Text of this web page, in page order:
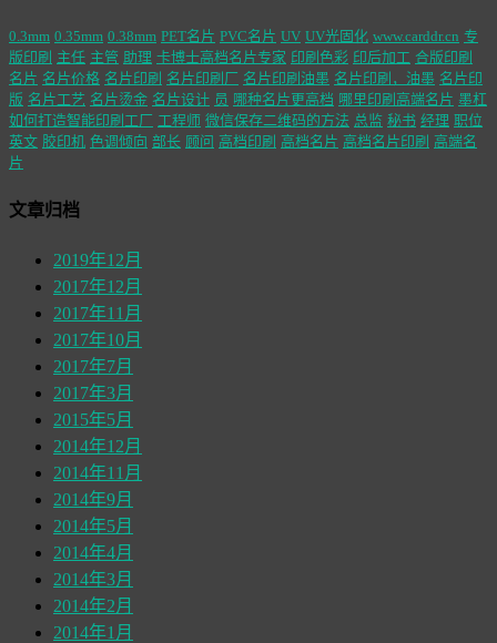
0.3mm 0.35mm 0.38mm PET名片 PVC名片 UV UV光固化 www.carddr.cn 专
版印刷 主任 主管 助理 卡博士高档名片专家 印刷色彩 印后加工 合版印刷
名片 名片价格 名片印刷 名片印刷厂 名片印刷油墨 名片印刷，油墨 名片印
版 名片工艺 名片烫金 名片设计 员 哪种名片更高档 哪里印刷高端名片 墨杠
如何打造智能印刷工厂 工程师 微信保存二维码的方法 总监 秘书 经理 职位
英文 胶印机 色调倾向 部长 顾问 高档印刷 高档名片 高档名片印刷 高端名
片
文章归档
2019年12月
2017年12月
2017年11月
2017年10月
2017年7月
2017年3月
2015年5月
2014年12月
2014年11月
2014年9月
2014年5月
2014年4月
2014年3月
2014年2月
2014年1月